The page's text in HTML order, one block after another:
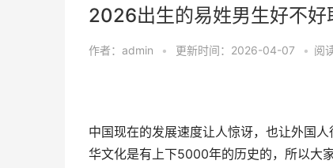
2026出生的易姓男生好不
作者： admin • 更新时间：2026-04-07 • 阅
中国现在的发展速度让人惊讶，也让外国
华文化是有上下5000年的历史的，所以大